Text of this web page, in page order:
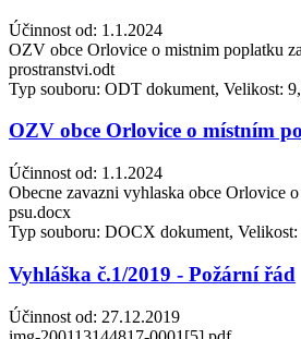
Účinnost od: 1.1.2024
OZV obce Orlovice o mistnim poplatku
prostranstvi.odt
Typ souboru: ODT dokument, Velikost:
OZV obce Orlovice o místním
Účinnost od: 1.1.2024
Obecne zavazni vyhlaska obce Orlovice
psu.docx
Typ souboru: DOCX dokument,
Vyhláška č.1/2019 - Požární řád
Účinnost od: 27.12.2019